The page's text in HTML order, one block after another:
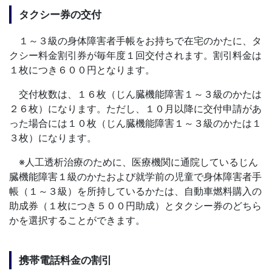
タクシー券の交付
１～３級の身体障害者手帳をお持ちで在宅のかたに、タ
クシー料金割引券が毎年度１回交付されます。割引料金は
１枚につき６００円となります。
交付枚数は、１６枚（じん臓機能障害１～３級のかたは
２６枚）になります。ただし、１０月以降に交付申請があ
った場合には１０枚（じん臓機能障害１～３級のかたは１
３枚）になります。
※人工透析治療のために、医療機関に通院しているじん
臓機能障害１級のかたおよび就学前の児童で身体障害者手
帳（１～３級）を所持しているかたは、自動車燃料購入の
助成券（１枚につき５００円助成）とタクシー券のどちら
かを選択することができます。
携帯電話料金の割引